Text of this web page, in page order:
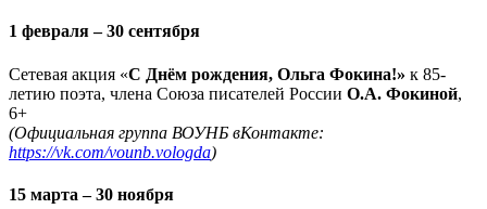
1 февраля – 30 сентября
Сетевая акция «С Днём рождения, Ольга Фокина!» к 85-
летию поэта, члена Союза писателей России О.А. Фокиной,
6+
(Официальная группа ВОУНБ вКонтакте:
https://vk.com/vounb.vologda)
15 марта – 30 ноября